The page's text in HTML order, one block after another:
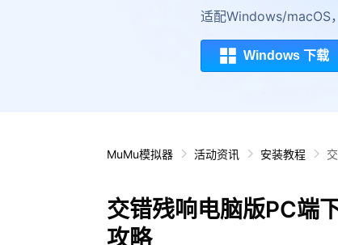
适配Windows/macOS
Windows 下载
MuMu模拟器 活动资讯 安装教程
交错残响电脑版PC端
攻略